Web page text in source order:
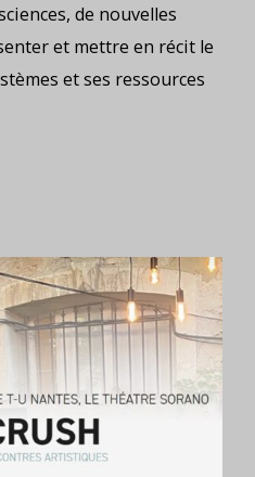
de nouvelles
et mettre en récit le
et ses ressources